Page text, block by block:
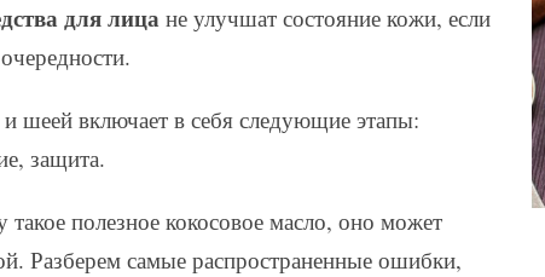
для лицане улучшат состояние кожи, если
шеей включает в себя следующие этапы:
защита.
полезное кокосовое масло, оно может
Разберем самые распространенные ошибки,